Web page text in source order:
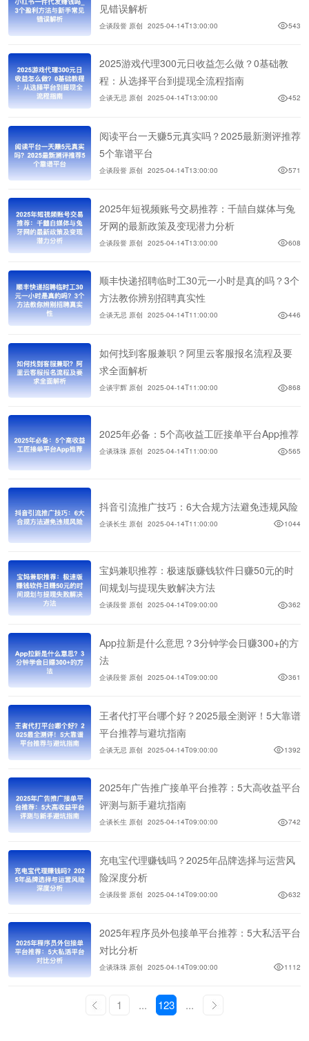
见错误解析
企谈段誉 原创 2025-04-14T13:00:00 543
2025游戏代理300元日收益怎么做？0基础教
程：从选择平台到提现全流程指南
企谈无忌 原创 2025-04-14T13:00:00 452
阅读平台一天赚5元真实吗？2025最新测评推荐
5个靠谱平台
企谈段誉 原创 2025-04-14T13:00:00 571
2025年短视频账号交易推荐：千囍自媒体与兔
牙网的最新政策及变现潜力分析
企谈段誉 原创 2025-04-14T13:00:00 608
顺丰快递招聘临时工30元一小时是真的吗？3个
方法教你辨别招聘真实性
企谈无忌 原创 2025-04-14T11:00:00 446
如何找到客服兼职？阿里云客服报名流程及要
求全面解析
企谈宇辉 原创 2025-04-14T11:00:00 868
2025年必备：5个高收益工匠接单平台App推荐
企谈珠珠 原创 2025-04-14T11:00:00 565
抖音引流推广技巧：6大合规方法避免违规风险
企谈长生 原创 2025-04-14T11:00:00 1044
宝妈兼职推荐：极速版赚钱软件日赚50元的时
间规划与提现失败解决方法
企谈段誉 原创 2025-04-14T09:00:00 362
App拉新是什么意思？3分钟学会日赚300+的方
法
企谈段誉 原创 2025-04-14T09:00:00 361
王者代打平台哪个好？2025最全测评！5大靠谱
平台推荐与避坑指南
企谈无忌 原创 2025-04-14T09:00:00 1392
2025年广告推广接单平台推荐：5大高收益平台
评测与新手避坑指南
企谈长生 原创 2025-04-14T09:00:00 742
充电宝代理赚钱吗？2025年品牌选择与运营风
险深度分析
企谈段誉 原创 2025-04-14T09:00:00 632
2025年程序员外包接单平台推荐：5大私活平台
对比分析
企谈珠珠 原创 2025-04-14T09:00:00 1112
1 ... 123 ...